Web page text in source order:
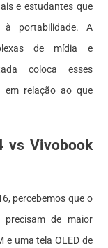
e estudantes que
à portabilidade. A
de mídia e
coloca esses
em relação ao que
vs Vivobook
percebemos que o
de maior
e uma tela OLED de